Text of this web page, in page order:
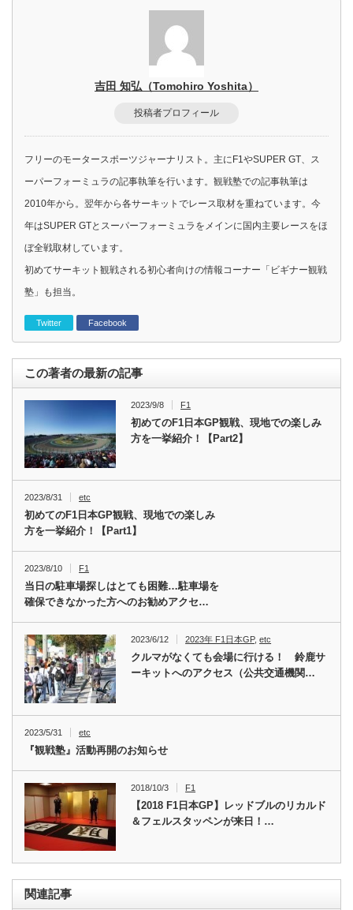
吉田 知弘（Tomohiro Yoshita）
投稿者プロフィール
フリーのモータースポーツジャーナリスト。主にF1やSUPER GT、ス
ーパーフォーミュラの記事執筆を行います。観戦塾での記事執筆は
2010年から。翌年から各サーキットでレース取材を重ねています。今
年はSUPER GTとスーパーフォーミュラをメインに国内主要レースをほ
ぼ全戦取材しています。
初めてサーキット観戦される初心者向けの情報コーナー「ビギナー観戦
塾」も担当。
Twitter Facebook
この著者の最新の記事
2023/9/8 F1
初めてのF1日本GP観戦、現地での楽しみ
方を一挙紹介！【Part2】
2023/8/31 etc
初めてのF1日本GP観戦、現地での楽しみ
方を一挙紹介！【Part1】
2023/8/10 F1
当日の駐車場探しはとても困難…駐車場を
確保できなかった方へのお勧めアクセ…
2023/6/12 2023年 F1日本GP,etc
クルマがなくても会場に行ける！ 鈴鹿サ
ーキットへのアクセス（公共交通機関…
2023/5/31 etc
『観戦塾』活動再開のお知らせ
2018/10/3 F1
【2018 F1日本GP】レッドブルのリカルド
＆フェルスタッペンが来日！…
関連記事